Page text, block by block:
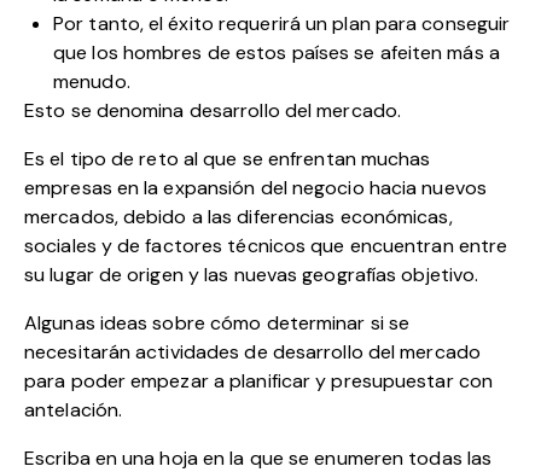
Por tanto, el éxito requerirá un plan para conseguir
que los hombres de estos países se afeiten más a
menudo.
Esto se denomina desarrollo del mercado.
Es el tipo de reto al que se enfrentan muchas
empresas en la expansión del negocio hacia nuevos
mercados, debido a las diferencias económicas,
sociales y de factores técnicos que encuentran entre
su lugar de origen y las nuevas geografías objetivo.
Algunas ideas sobre cómo determinar si se
necesitarán actividades de desarrollo del mercado
para poder empezar a planificar y presupuestar con
antelación.
Escriba en una hoja en la que se enumeren todas las